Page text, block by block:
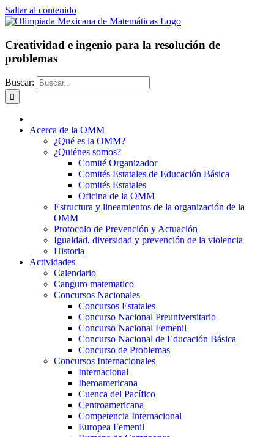
Saltar al contenido
Creatividad e ingenio para la resolución de
problemas
Buscar:
Acerca de la OMM
¿Qué es la OMM?
¿Quiénes somos?
Comité Organizador
Comités Estatales de Educación Básica
Comités Estatales
Oficina de la OMM
Estructura y lineamientos de la organización de la
OMM
Protocolo de Prevención y Actuación
Igualdad, diversidad y prevención de la violencia
Historia
Actividades
Calendario
Canguro matematico
Concursos Nacionales
Concursos Estatales
Concurso Nacional Preuniversitario
Concurso Nacional Femenil
Concurso Nacional de Educación Básica
Concurso de Problemas
Concursos Internacionales
Internacional
Iberoamericana
Cuenca del Pacífico
Centroamericana
Competencia Internacional
Europea Femenil